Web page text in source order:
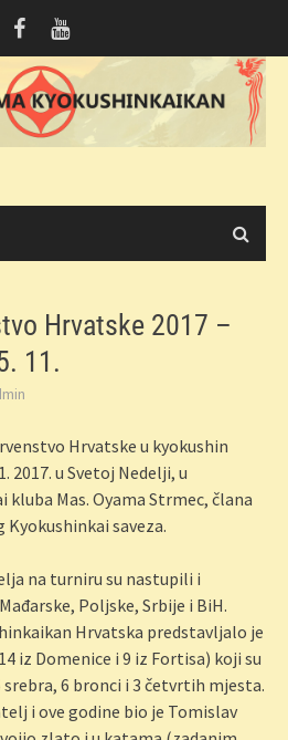
Hrvatske 2017 –
11.
Hrvatske u kyokushin
2017. u Svetoj Nedelji, u
Mas. Oyama Strmec, člana
saveza.
na turniru su nastupili i
Poljske, Srbije i BiH.
Hrvatska predstavljalo je
iz Domenice i 9 iz Fortisa) koji su
6 bronci i 3 četvrtih mjesta.
i ove godine bio je Tomislav